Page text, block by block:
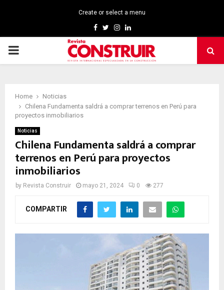
Create or select a menu
Facebook
TwitterInstagram
Linkedin
PRIMARY
Home
Noticias
Chilena Fundamenta saldrá a comprar terrenos en Perú para
proyectos inmobiliarios
Noticias
Chilena Fundamenta saldrá a comprar
terrenos en Perú para proyectos
inmobiliarios
by Revista Construir mayo 21, 2024 0 277
COMPARTIR